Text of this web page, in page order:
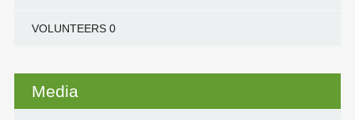
VOLUNTEERS0
Media